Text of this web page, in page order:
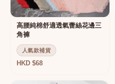
高腰純棉舒適透氣蕾絲花邊三
角褲
人氣款補貨
HKD $68